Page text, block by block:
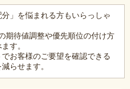
」を悩まれる方もいらっしゃ
期待値調整や優先順位の付け方
す。
お客様のご要望を確認できる
らせます。